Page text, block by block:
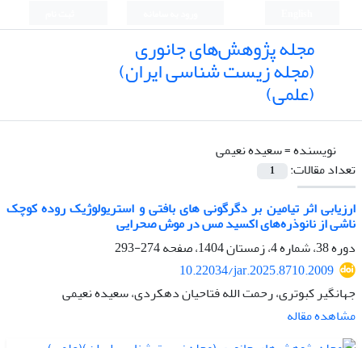
مجله پژوهش‌های جانوری
(مجله زیست شناسی ایران)
(علمی)
نویسنده =سعیده نعیمی
تعداد مقالات:
1
ارزیابی اثر تیامین بر دگرگونی های بافتی و استریولوژیک روده کوچک
ناشی از نانوذره‌های اکسید مس در موش صحرایی
دوره 38، شماره 4، زمستان 1404، صفحه
274-293
10.22034/jar.2025.8710.2009
جهانگیر کبوتری، رحمت الله فتاحیان دهکردی، سعیده نعیمی
مشاهده مقاله